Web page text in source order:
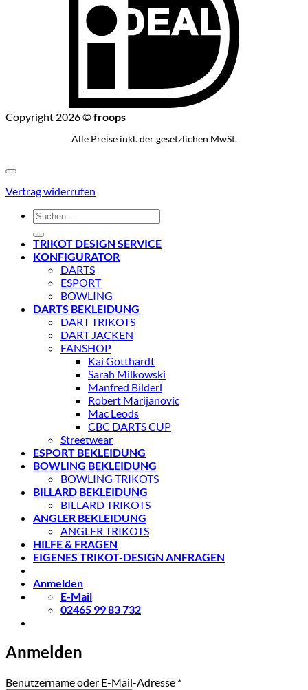
Copyright 2026 ©froops
Alle Preise inkl. der gesetzlichen MwSt.
Vertrag widerrufen
Suchen
nach:
TRIKOT DESIGN SERVICE
KONFIGURATOR
DARTS
ESPORT
BOWLING
DARTS BEKLEIDUNG
DART TRIKOTS
DART JACKEN
FANSHOP
Kai Gotthardt
Sarah Milkowski
Manfred Bilderl
Robert Marijanovic
Mac Leods
CBC DARTS CUP
Streetwear
ESPORT BEKLEIDUNG
BOWLING BEKLEIDUNG
BOWLING TRIKOTS
BILLARD BEKLEIDUNG
BILLARD TRIKOTS
ANGLER BEKLEIDUNG
ANGLER TRIKOTS
HILFE & FRAGEN
EIGENES TRIKOT-DESIGN ANFRAGEN
Anmelden
E-Mail
02465 99 83 732
Anmelden
Benutzername oder E-Mail-Adresse *Erforderlich